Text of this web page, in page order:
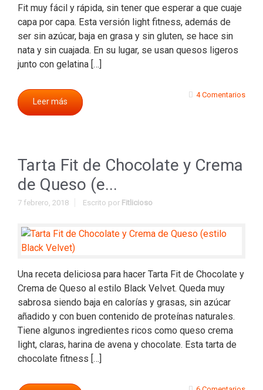
Fit muy fácil y rápida, sin tener que esperar a que cuaje
capa por capa. Esta versión light fitness, además de
ser sin azúcar, baja en grasa y sin gluten, se hace sin
nata y sin cuajada. En su lugar, se usan quesos ligeros
junto con gelatina […]
Leer más
4 Comentarios
Tarta Fit de Chocolate y Crema
de Queso (e...
7 febrero, 2018 Escrito por Fitlicioso
Una receta deliciosa para hacer Tarta Fit de Chocolate y
Crema de Queso al estilo Black Velvet. Queda muy
sabrosa siendo baja en calorías y grasas, sin azúcar
añadido y con buen contenido de proteínas naturales.
Tiene algunos ingredientes ricos como queso crema
light, claras, harina de avena y chocolate. Esta tarta de
chocolate fitness […]